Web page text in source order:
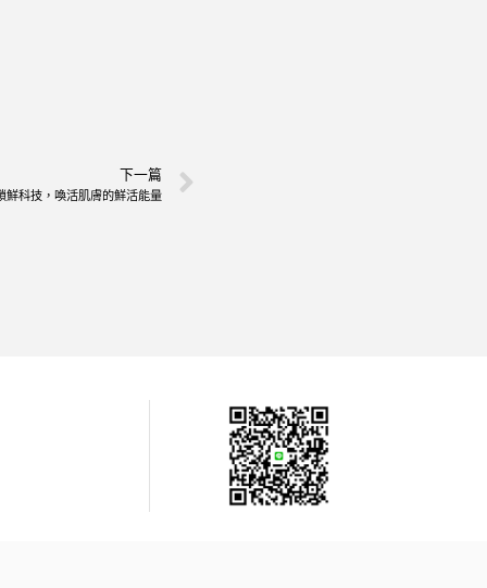
下一篇
鮮科技，喚活肌膚的鮮活能量